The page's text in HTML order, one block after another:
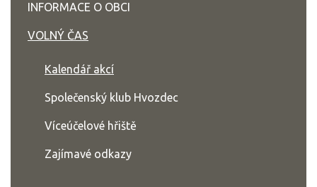
INFORMACE O OBCI
VOLNÝ ČAS
Kalendář akcí
Společenský klub Hvozdec
Víceúčelové hřiště
Zajímavé odkazy